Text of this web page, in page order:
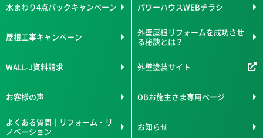
水まわり4点パックキャンペーン パワーハウスWEBチラシ
屋根工事キャンペーン
外壁屋根リフォームを成功させ
る秘訣とは？
WALL-J資料請求 外壁塗装サイト
お客様の声 OBお施主さま専用ページ
よくある質問｜リフォーム・リ
ノベーション
お知らせ